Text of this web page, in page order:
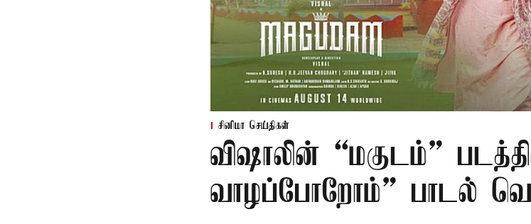
சினிமா செய்திகள்
விஷாலின் “மகுடம்”
வாழப்போறோம்” பாடல்